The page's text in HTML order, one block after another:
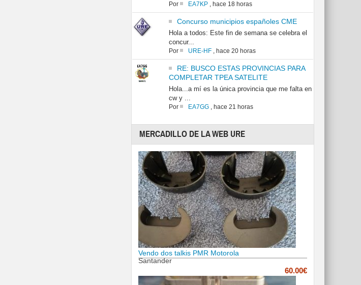
Por EA7KP, hace 18 horas
Concurso municipios españoles CME
Hola a todos: Este fin de semana se celebra el
concur...
Por URE-HF, hace 20 horas
RE: BUSCO ESTAS PROVINCIAS PARA
COMPLETAR TPEA SATELITE
Hola...a mí es la única provincia que me falta en
cw y ...
Por EA7GG, hace 21 horas
MERCADILLO DE LA WEB URE
Vendo dos talkis PMR Motorola
Santander
60.00€